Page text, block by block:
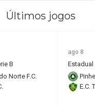
Últimos jogos
B
Norte F.C.
ago 8
Estadual
E.C.